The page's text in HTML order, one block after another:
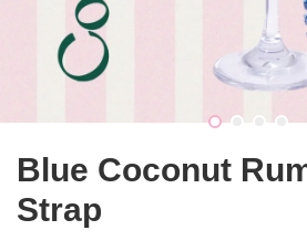
Blue Coconut
Strap